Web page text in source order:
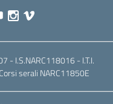
- I.S.NARC118016 - I.T.I.
serali NARC11850E